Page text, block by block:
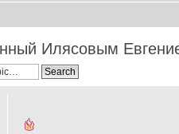
Илясовым